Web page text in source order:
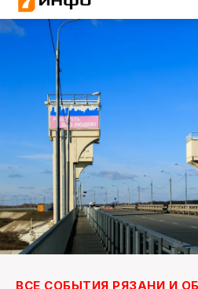
Новости мира
Все материалы 7инфо
О НАС
ПОИСК ПО
ВСЕ СОБЫТИЯ РЯЗАНИ И